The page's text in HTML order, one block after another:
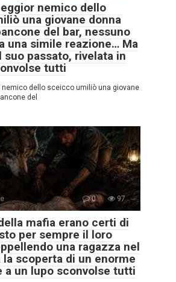
nemico dello
una giovane donna
del bar, nessuno
una simile reazione… Ma
suo passato, rivelata in
tutti
nemico dello sceicco umiliò una giovane
del
0 97
mafia erano certi di
per sempre il loro
una ragazza nel
scoperta di un enorme
a un lupo sconvolse tutti